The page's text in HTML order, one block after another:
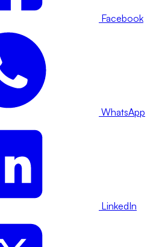
Facebook
WhatsApp
LinkedIn